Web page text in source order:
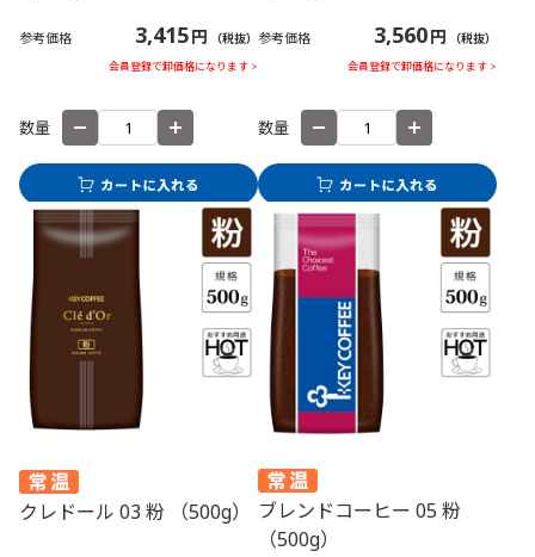
参考価格 3,415円 （税抜）
会員登録で卸価格になります >
数量
参考価格 3,560円 （税抜）
会員登録で卸価格になります >
数量
クレドール 03 粉 （500g）
ブレンドコーヒー 05 粉
（500g）